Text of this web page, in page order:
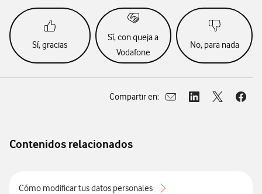
Sí, gracias
Sí, con queja a
Vodafone
No, para nada
Compartir en:
Abrir ventana para
Abrir ventana
Abrir Abrir
Contenidos relacionados
Cómo modificar tus datos personales